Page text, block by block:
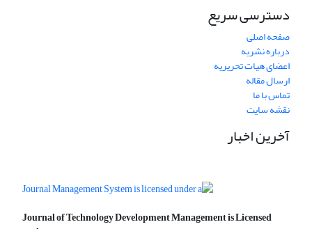
دسترسی سریع
صفحه اصلی
درباره نشریه
اعضای هیات تحریریه
ارسال مقاله
تماس با ما
نقشه سایت
آخرین اخبار
Journal of Technology Development Management is Licensed